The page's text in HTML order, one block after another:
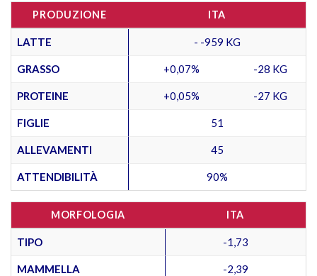
PRODUZIONE ITA
LATTE - -959 KG
GRASSO +0,07% -28 KG
PROTEINE +0,05% -27 KG
FIGLIE 51
ALLEVAMENTI 45
ATTENDIBILITÀ 90%
MORFOLOGIA ITA
TIPO -1,73
MAMMELLA -2,39